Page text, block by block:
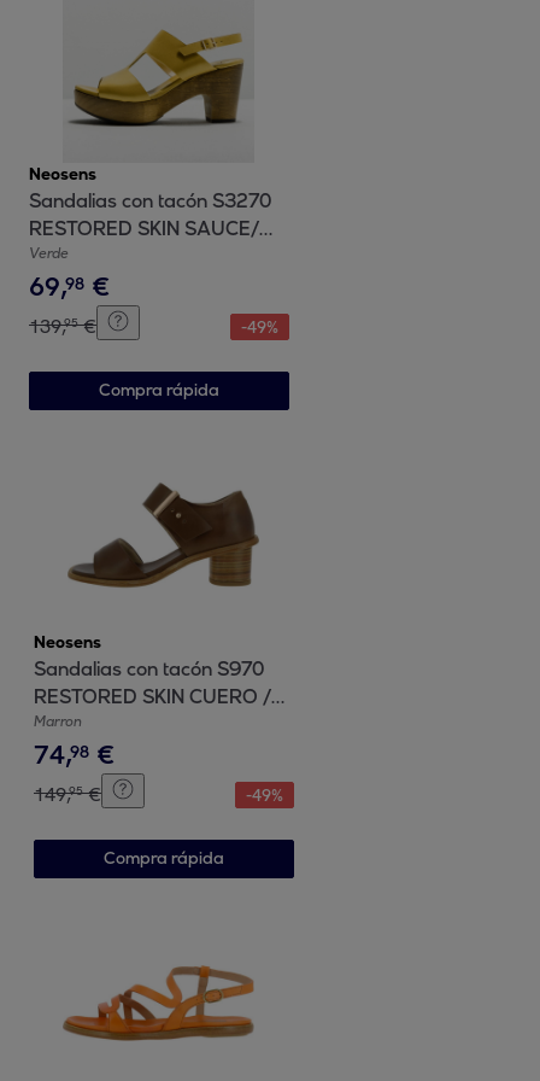
Neosens
Sandalias con tacón S3270
RESTORED SKIN SAUCE/
ST.LAURENT SANDAL color
Sauce
Verde
69,98 €
139,95 € -49%
Compra rápida
Neosens
Sandalias con tacón S970
RESTORED SKIN CUERO /
TINTILLA color Cuero
Marron
74,98 €
149,95 € -49%
Compra rápida